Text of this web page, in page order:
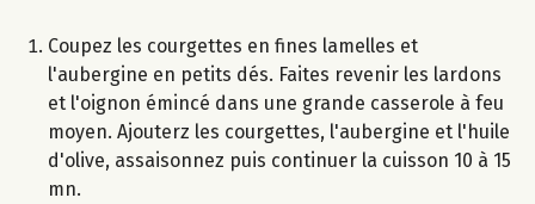
Coupez les courgettes en fines lamelles et
l'aubergine en petits dés. Faites revenir les lardons
et l'oignon émincé dans une grande casserole à feu
moyen. Ajouterz les courgettes, l'aubergine et l'huile
d'olive, assaisonnez puis continuer la cuisson 10 à 15
mn.